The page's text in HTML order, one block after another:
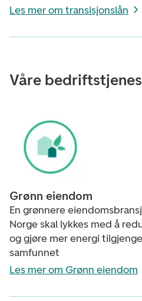
Les mer om transisjonslån
Våre
Grønn eiendom
En grønnere
Norge skal lykkes med å
og gjøre mer energi
samfunnet
Les mer om Grønn eiendom